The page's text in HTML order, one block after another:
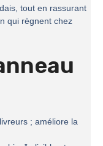
tout en rassurant
qui règnent chez
; améliore la